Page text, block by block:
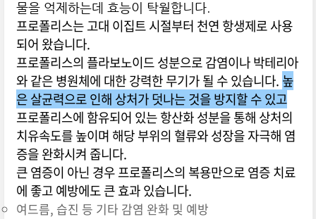
물을 억제하는데 효능이 탁월합니다.
프로폴리스는 고대 이집트 시절부터 천연 항생제로 사용
되어 왔습니다.
프로폴리스의 플라보노이드 성분으로 감염이나 박테리아
와 같은 병원체에 대한 강력한 무기가 될 수 있습니다. 높
은 살균력으로 인해 상처가 덧나는 것을 방지할 수 있고
프로폴리스에 함유되어 있는 항산화 성분을 통해 상처의
치유속도를 높이며 해당 부위의 혈류와 성장을 자극해 염
증을 완화시켜 줍니다.
큰 염증이 아닌 경우 프로폴리스의 복용만으로 염증 치료
에 좋고 예방에도 큰 효과 있습니다.
여드름, 습진 등 기타 감염 완화 및 예방